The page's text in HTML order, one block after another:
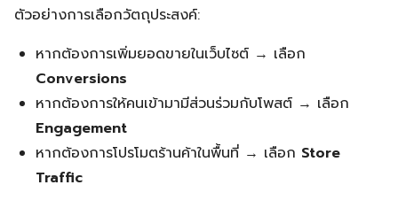
Search
for:
Search
ตัวอย่างการเลือกวัตถุประสงค์:
หากต้องการเพิ่มยอดขายในเว็บไซต์ → เลือก
Conversions
หากต้องการให้คนเข้ามามีส่วนร่วมกับโพสต์ → เลือก
Engagement
หากต้องการโปรโมตร้านค้าในพื้นที่ → เลือก Store
Traffic